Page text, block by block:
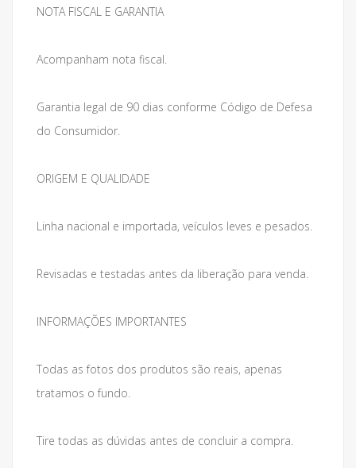
NOTA FISCAL E GARANTIA
Acompanham nota fiscal.
Garantia legal de 90 dias conforme Código de Defesa
do Consumidor.
ORIGEM E QUALIDADE
Linha nacional e importada, veículos leves e pesados.
Revisadas e testadas antes da liberação para venda.
INFORMAÇÕES IMPORTANTES
Todas as fotos dos produtos são reais, apenas
tratamos o fundo.
Tire todas as dúvidas antes de concluir a compra.